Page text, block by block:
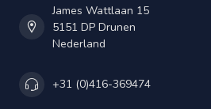
James Wattlaan 15
5151 DP Drunen
Nederland
+31 (0)416-369474